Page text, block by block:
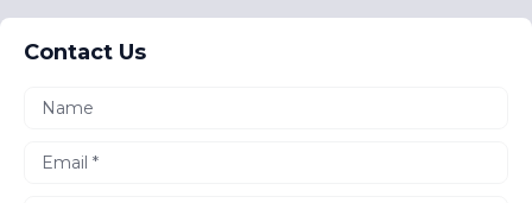
Contact Us